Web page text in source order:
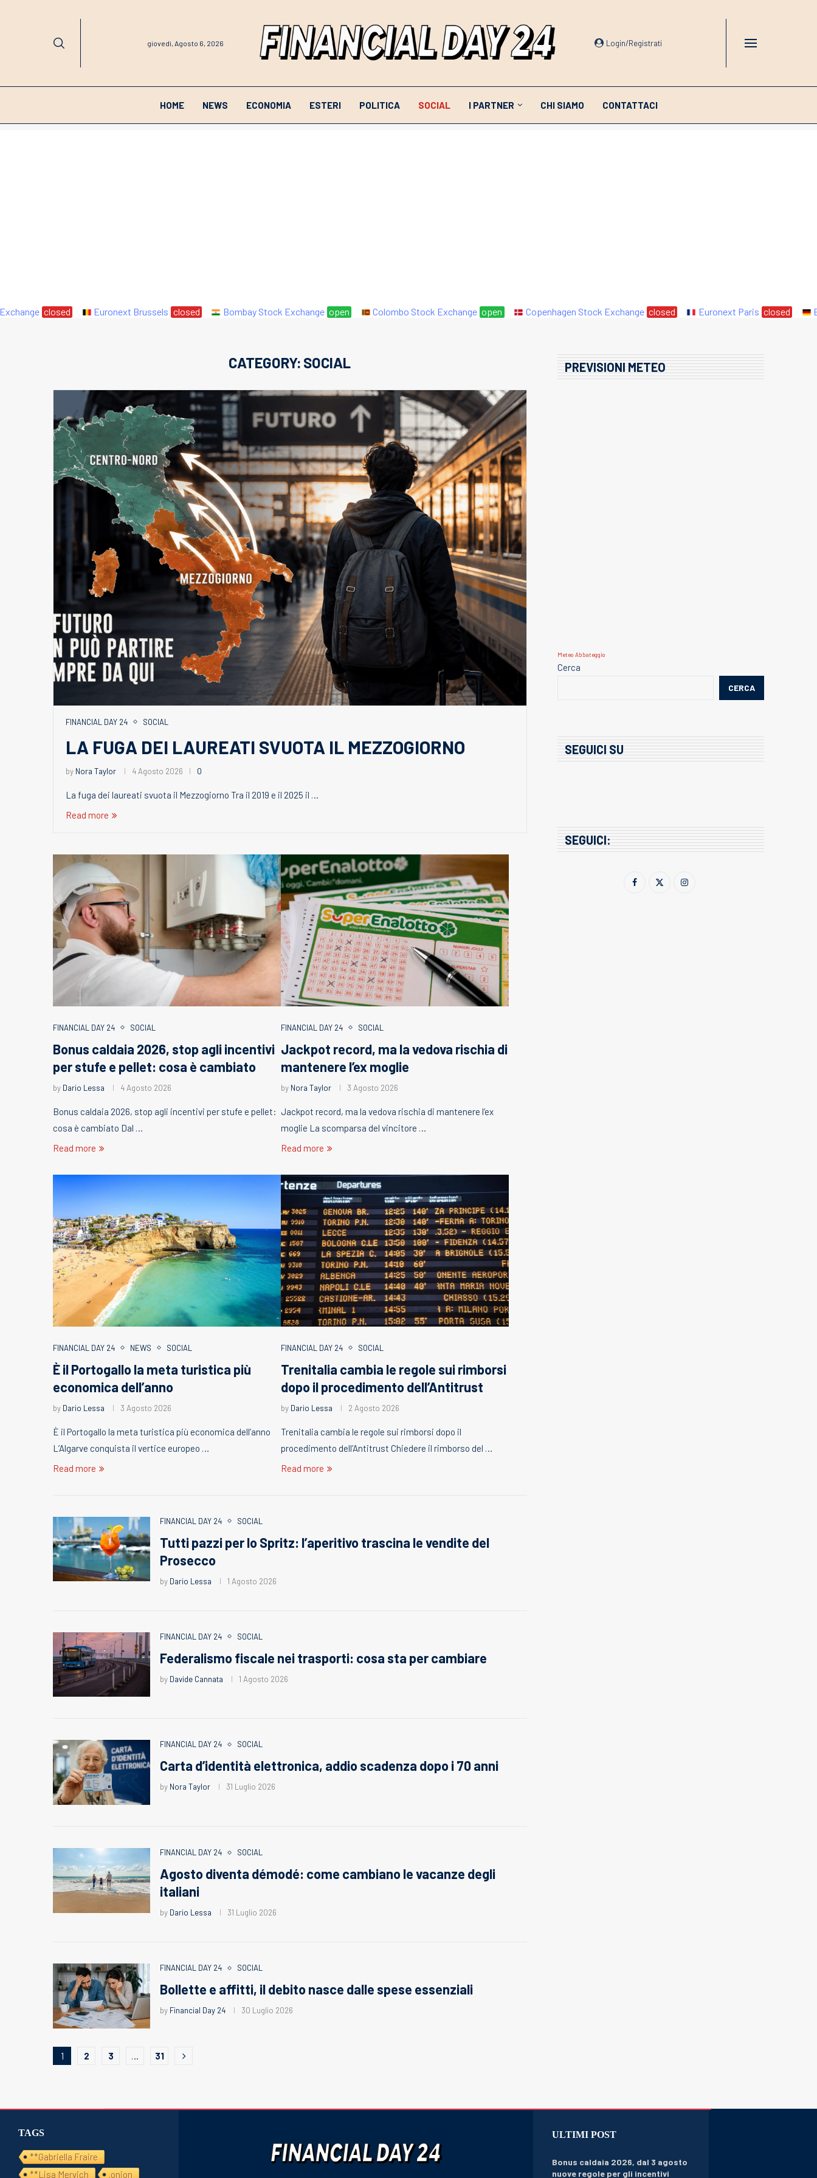
giovedì, Agosto 6, 2026 Login/Registrati
HOME NEWS ECONOMIA ESTERI POLITICA SOCIAL I PARTNER CHI SIAMO CONTATTACI
closed Euronext Brussels closed Bombay Stock Exchange open Colombo Stock Exchange open Copenhagen Stock Exchange closed Euronext Paris closed
CATEGORY: SOCIAL
FINANCIAL DAY 24 SOCIAL
LA FUGA DEI LAUREATI SVUOTA IL MEZZOGIORNO
by Nora Taylor 4 Agosto 2026 0
La fuga dei laureati svuota il Mezzogiorno Tra il 2019 e il 2025 il …
Read more
FINANCIAL DAY 24 SOCIAL
Bonus caldaia 2026, stop agli incentivi
per stufe e pellet: cosa è cambiato
by Dario Lessa 4 Agosto 2026
Bonus caldaia 2026, stop agli incentivi per stufe e pellet:
cosa è cambiato Dal …
Read more
FINANCIAL DAY 24 SOCIAL
Jackpot record, ma la vedova rischia di
mantenere l’ex moglie
by Nora Taylor 3 Agosto 2026
Jackpot record, ma la vedova rischia di mantenere l’ex
moglie La scomparsa del vincitore …
Read more
FINANCIAL DAY 24 NEWS SOCIAL
È il Portogallo la meta turistica più
economica dell’anno
by Dario Lessa 3 Agosto 2026
È il Portogallo la meta turistica più economica dell’anno
L’Algarve conquista il vertice europeo …
Read more
FINANCIAL DAY 24 SOCIAL
Trenitalia cambia le regole sui rimborsi
dopo il procedimento dell’Antitrust
by Dario Lessa 2 Agosto 2026
Trenitalia cambia le regole sui rimborsi dopo il
procedimento dell’Antitrust Chiedere il rimborso del …
Read more
FINANCIAL DAY 24 SOCIAL
Tutti pazzi per lo Spritz: l’aperitivo trascina le vendite del
Prosecco
by Dario Lessa 1 Agosto 2026
FINANCIAL DAY 24 SOCIAL
Federalismo fiscale nei trasporti: cosa sta per cambiare
by Davide Cannata 1 Agosto 2026
FINANCIAL DAY 24 SOCIAL
Carta d’identità elettronica, addio scadenza dopo i 70 anni
by Nora Taylor 31 Luglio 2026
FINANCIAL DAY 24 SOCIAL
Agosto diventa démodé: come cambiano le vacanze degli
italiani
by Dario Lessa 31 Luglio 2026
FINANCIAL DAY 24 SOCIAL
Bollette e affitti, il debito nasce dalle spese essenziali
by Financial Day 24 30 Luglio 2026
1 2 3 … 31
PREVISIONI METEO
Meteo Abbateggio
Cerca
CERCA
SEGUICI SU
SEGUICI:
TAGS
**Gabriella Fraire
**Lisa Mervich
.onion
ULTIMI POST
Bonus caldaia 2026, dal 3 agosto
nuove regole per gli incentivi